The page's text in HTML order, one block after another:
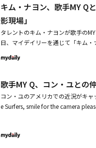
のSNSを通じて「Hello Sunshine」
彼女の服装と、MY Qと腕を組んだ
ルみたい」「涙が出るほど美しい」
一番素敵」などのコメントが寄せ
グラビア撮影の現場で初めて会った
との熱愛を認める「11月から交際
キム・ナヨン、歌手MY Q
影現場」
タレントのキム・ナヨンが歌手の
日、マイデイリーを通じて「キム
10歳年上の男性と結婚し、2人の子
運営中だ。MY Qは2007年に「Style
をリリースし、個人展「MY-Q：
の値段は？韓国スター14人のラン
歌手MY Q、コン・ユとの
コン・ユのアメリカでの近況がキ
e Surfers, smile for the camera
ン監督の映画「ワンダーランド」